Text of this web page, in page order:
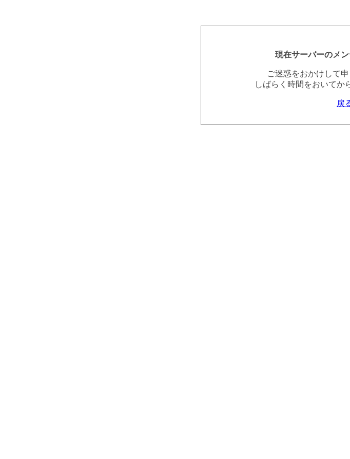
現在サーバーのメン
ご迷惑をおかけして
しばらく時間をおいてか
戻